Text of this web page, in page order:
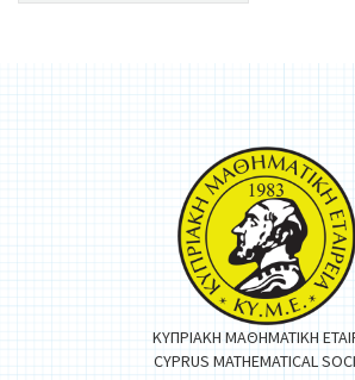
ΚΥΠΡΙΑΚΗ ΜΑΘΗΜΑΤΙΚΗ
CYPRUS MATHEMATICAL